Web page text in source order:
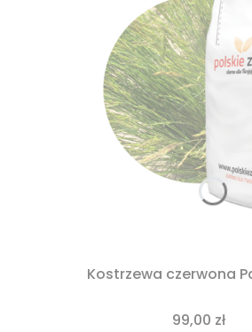
Kostrzewa czerwona
99,00 zł